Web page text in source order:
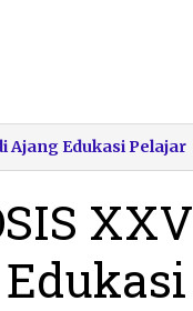
Ajang Edukasi Pelajar
XXV